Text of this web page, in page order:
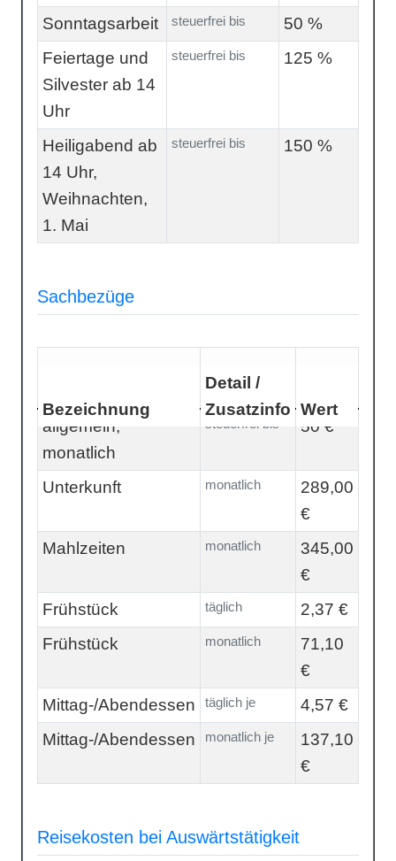
Sonntagsarbeit steuerfrei bis
50 %
Feiertage und
Silvester ab 14
Uhr
steuerfrei bis 125 %
Heiligabend ab
14 Uhr,
Weihnachten,
1. Mai
steuerfrei bis 150 %
Sachbezüge
Bezeichnung
Detail /
Zusatzinfo Wert
allgemein,
monatlich
steuerfrei bis 50 €
Unterkunft monatlich
289,00
€
Mahlzeiten
monatlich
345,00
€
Frühstück
täglich
2,37 €
Frühstück
monatlich
71,10
€
Mittag-/Abendessen
täglich je
4,57 €
Mittag-/Abendessen
monatlich je
137,10
€
Reisekosten bei Auswärtstätigkeit